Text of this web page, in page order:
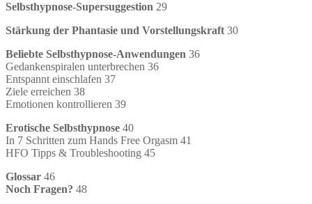
Selbsthypnose-Supersuggestion 29
Stärkung der Phantasie und Vorstellungskraft 30
Beliebte Selbsthypnose-Anwendungen 36
Gedankenspiralen unterbrechen 36
Entspannt einschlafen 37
Ziele erreichen 38
Emotionen kontrollieren 39
Erotische Selbsthypnose 40
In 7 Schritten zum Hands Free Orgasm 41
HFO Tipps & Troubleshooting 45
Glossar 46
Noch Fragen? 48